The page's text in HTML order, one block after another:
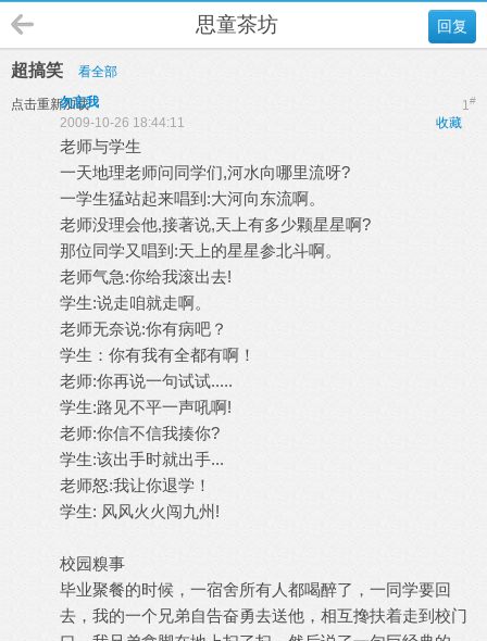
回复
思童茶坊
超搞笑 看全部
点击重新加载 1#
勿忘我
收藏
2009-10-26 18:44:11
老师与学生
一天地理老师问同学们,河水向哪里流呀?
一学生猛站起来唱到:大河向东流啊。
老师没理会他,接著说,天上有多少颗星星啊?
那位同学又唱到:天上的星星参北斗啊。
老师气急:你给我滚出去!
学生:说走咱就走啊。
老师无奈说:你有病吧？
学生：你有我有全都有啊！
老师:你再说一句试试.....
学生:路见不平一声吼啊!
老师:你信不信我揍你?
学生:该出手时就出手...
老师怒:我让你退学！
学生: 风风火火闯九州!
校园糗事
毕业聚餐的时候，一宿舍所有人都喝醉了，一同学要回
去，我的一个兄弟自告奋勇去送他，相互搀扶着走到校门